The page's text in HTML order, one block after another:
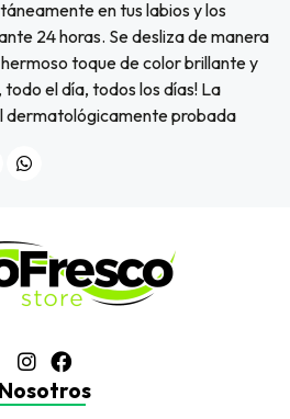
en tus labios y los
24 horas. Se desliza de manera
toque de color brillante y
el día, todos los días! La
dermatológicamente probada
Nosotros